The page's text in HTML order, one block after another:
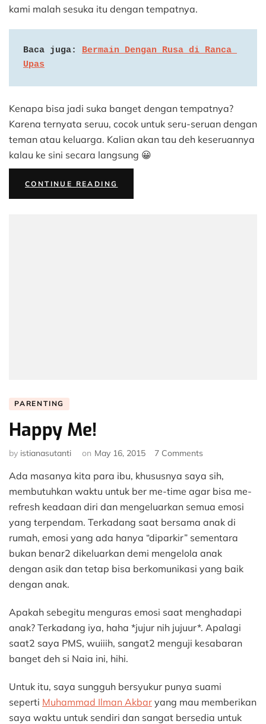
kami malah sesuka itu dengan tempatnya.
Baca juga: Bermain Dengan Rusa di Ranca
Upas
Kenapa bisa jadi suka banget dengan tempatnya?
Karena ternyata seruu, cocok untuk seru-seruan dengan
teman atau keluarga. Kalian akan tau deh keseruannya
kalau ke sini secara langsung 😀
CONTINUE READING
AMAZING
PARENTING
Happy Me!
by istianasutanti on May 16, 2015 7 Comments
Me!
Ada masanya kita para ibu, khususnya saya sih,
membutuhkan waktu untuk ber me-time agar bisa me-
refresh keadaan diri dan mengeluarkan semua emosi
yang terpendam. Terkadang saat bersama anak di
rumah, emosi yang ada hanya “diparkir” sementara
bukan benar2 dikeluarkan demi mengelola anak
dengan asik dan tetap bisa berkomunikasi yang baik
dengan anak.
Apakah sebegitu menguras emosi saat menghadapi
anak? Terkadang iya, haha *jujur nih jujuur*. Apalagi
saat2 saya PMS, wuiiih, sangat2 menguji kesabaran
banget deh si Naia ini, hihi.
Untuk itu, saya sungguh bersyukur punya suami
seperti Muhammad Ilman Akbar yang mau memberikan
saya waktu untuk sendiri dan sangat bersedia untuk